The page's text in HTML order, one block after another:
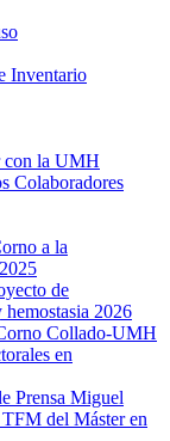
Inventario
con la UMH
Colaboradores
a la
de
2026
Collado-UMH
en
Prensa Miguel
del Máster en